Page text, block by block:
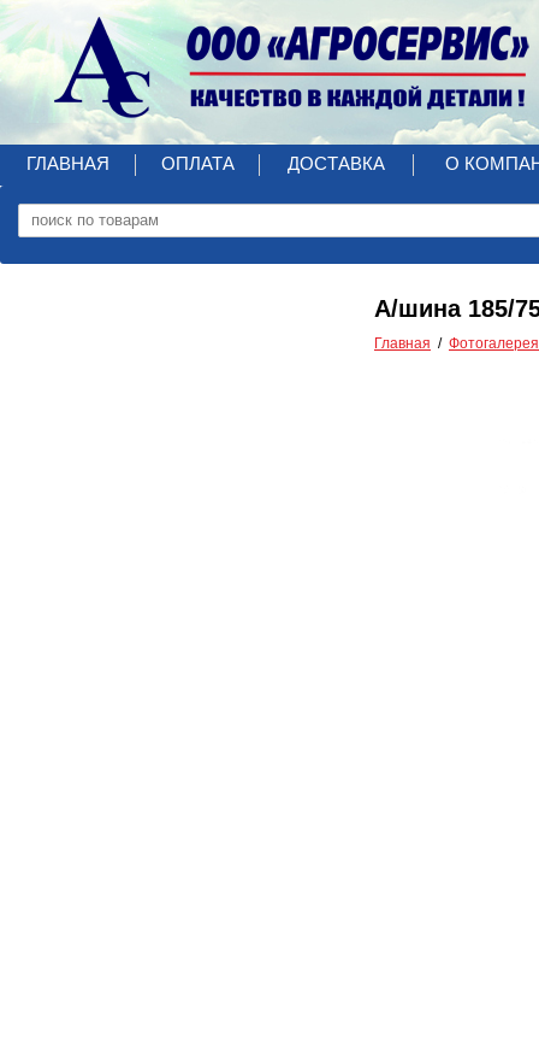
ГЛАВНАЯ ОПЛАТА ДОСТАВКА О
А/шина 185/
Главная Фотогалерея